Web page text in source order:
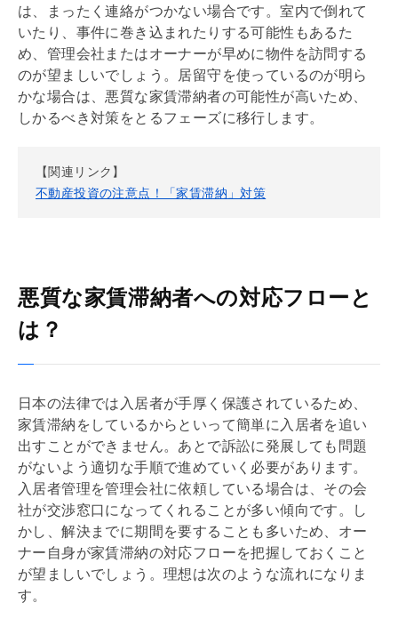
は、まったく連絡がつかない場合です。室内で倒れて
いたり、事件に巻き込まれたりする可能性もあるた
め、 管理会社 またはオーナーが早めに物件を訪問する
のが望ましいでしょう。居留守を使っているのが明ら
かな場合は、悪質な家賃滞納者の可能性が高いため、
しかるべき対策をとるフェーズに移行します。
【関連リンク】
不動産投資の注意点！「家賃滞納」対策
悪質な家賃滞納者への対応フローと
は？
日本の法律では入居者が手厚く保護されているため、
家賃滞納をしているからといって簡単に入居者を追い
出すことができません。あとで訴訟に発展しても問題
がないよう適切な手順で進めていく必要があります。
入居者管理を管理会社に依頼している場合は、その会
社が交渉窓口になってくれることが多い傾向です。し
かし、解決までに期間を要することも多いため、オー
ナー自身が家賃滞納の対応フローを把握しておくこと
が望ましいでしょう。理想は次のような流れになりま
す。